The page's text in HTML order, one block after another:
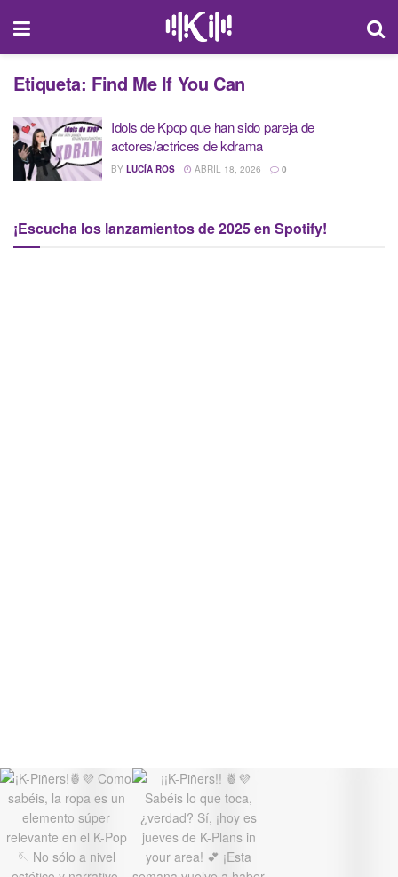
Etiqueta: Find Me If You Can
Idols de Kpop que han sido pareja de
actores/actrices de kdrama
BY LUCÍA ROS ABRIL 18, 2026 0
¡Escucha los lanzamientos de 2025 en Spotify!